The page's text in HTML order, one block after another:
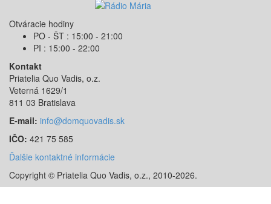
Otváracie hodiny
PO - ŠT : 15:00 - 21:00
PI : 15:00 - 22:00
Kontakt
Priatelia Quo Vadis, o.z.
Veterná 1629/1
811 03 Bratislava
E-mail: info@domquovadis.sk
IČO: 421 75 585
Ďalšie kontaktné informácie
Copyright © Priatelia Quo Vadis, o.z., 2010-2026.